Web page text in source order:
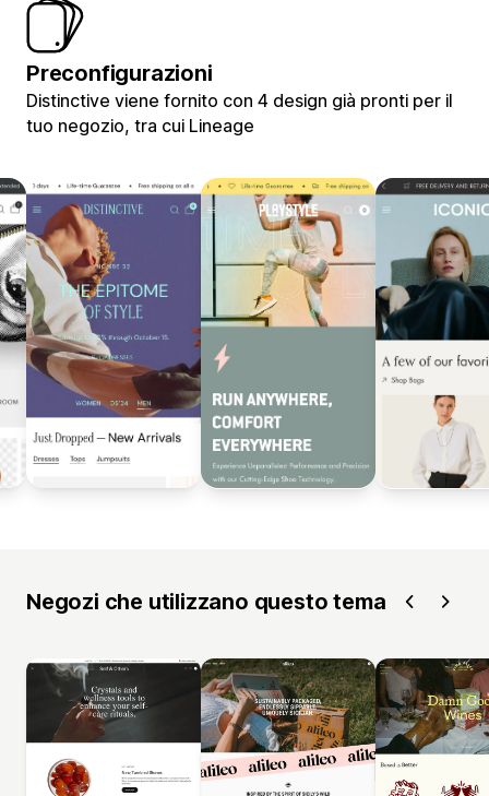
Preconfigurazioni
Distinctive viene fornito con 4 design già pronti per il
tuo negozio, tra cui Lineage
Negozi che utilizzano questo tema